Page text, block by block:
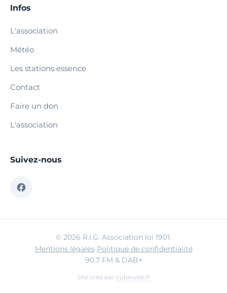
Infos
L'association
Météo
Les stations essence
Contact
Faire un don
L'association
Suivez-nous
© 2026 R.I.G. Association loi 1901.
Mentions légales·Politique de confidentialité
90.7 FM & DAB+
Site créé par cubeweb.fr